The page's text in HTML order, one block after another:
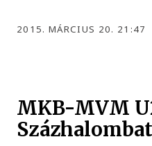
2015. MÁRCIUS 20. 21:47
MKB-MVM